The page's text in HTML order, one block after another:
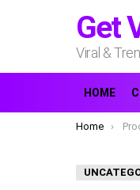
Get
Viral &
HOME
You are here:
Home